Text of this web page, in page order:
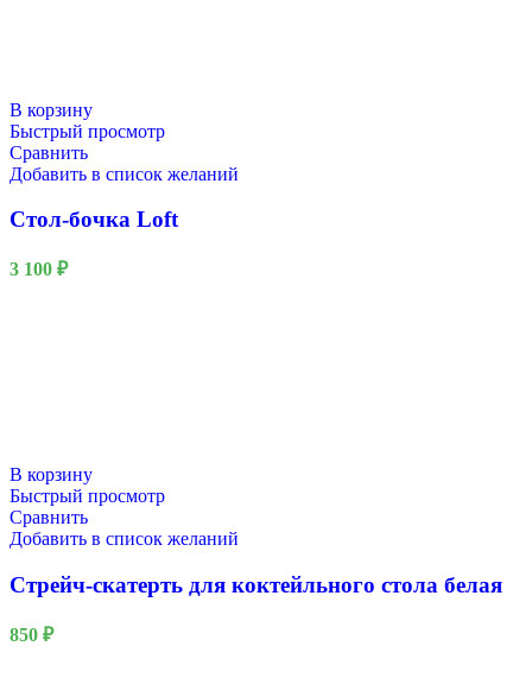
В корзину
Быстрый просмотр
Сравнить
Добавить в список желаний
Стол-бочка Loft
3 100 ₽
В корзину
Быстрый просмотр
Сравнить
Добавить в список желаний
Стрейч-скатерть для коктейльного стола белая
850 ₽